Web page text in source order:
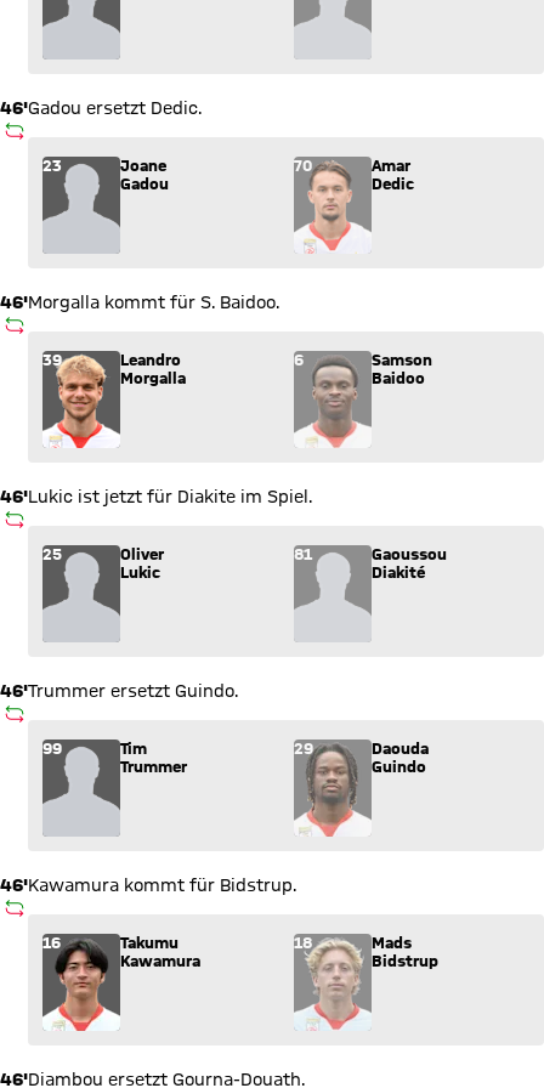
46'
AUSWECHSLUNG
Gadou ersetzt Dedic.
Wechsel: Joane Gadou (23) kommt für Amar Dedic (70) ins
23
Joane
Gadou
70
Amar
Dedic
46'
AUSWECHSLUNG
Morgalla kommt für S. Baidoo.
Wechsel: Leandro Morgalla (39) kommt für Samson Baidoo
39
Leandro
Morgalla
6
Samson
Baidoo
46'
AUSWECHSLUNG
Lukic ist jetzt für Diakite im Spiel.
Wechsel: Oliver Lukic (25) kommt für Gaoussou Diakité (81)
25
Oliver
Lukic
81
Gaoussou
Diakité
46'
AUSWECHSLUNG
Trummer ersetzt Guindo.
Wechsel: Tim Trummer (99) kommt für Daouda Guindo (29)
99
Tim
Trummer
29
Daouda
Guindo
46'
AUSWECHSLUNG
Kawamura kommt für Bidstrup.
Wechsel: Takumu Kawamura (16) kommt für Mads Bidstrup
16
Takumu
Kawamura
18
Mads
Bidstrup
46'Diambou ersetzt Gourna-Douath.